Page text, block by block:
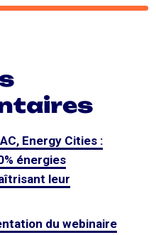
Energy Cities :
énergies
leur
du webinaire